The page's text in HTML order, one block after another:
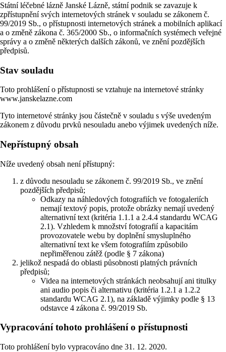
Státní léčebné lázně Janské Lázně, státní podnik se zavazuje k
zpřístupnění svých internetových stránek v souladu se zákonem č.
99/2019 Sb., o přístupnosti internetových stránek a mobilních aplikací
a o změně zákona č. 365/2000 Sb., o informačních systémech veřejné
správy a o změně některých dalších zákonů, ve znění pozdějších
předpisů.
Stav souladu
Toto prohlášení o přístupnosti se vztahuje na internetové stránky
www.janskelazne.com
Tyto internetové stránky jsou částečně v souladu s výše uvedeným
zákonem z důvodu prvků nesouladu anebo výjimek uvedených níže.
Nepřístupný obsah
Níže uvedený obsah není přístupný:
z důvodu nesouladu se zákonem č. 99/2019 Sb., ve znění
pozdějších předpisů;
Odkazy na náhledových fotografiích ve fotogaleriích
nemají textový popis, protože obrázky nemají uvedený
alternativní text (kritéria 1.1.1 a 2.4.4 standardu WCAG
2.1). Vzhledem k množství fotografií a kapacitám
provozovatele webu by doplnění smysluplného
alternativní text ke všem fotografiím způsobilo
nepřiměřenou zátěž (podle § 7 zákona)
jelikož nespadá do oblasti působnosti platných právních
předpisů;
Videa na internetových stránkách neobsahují ani titulky
ani audio popis či alternativu (kritéria 1.2.1 a 1.2.2
standardu WCAG 2.1), na základě výjimky podle § 13
odstavce 4 zákona č. 99/2019 Sb.
Vypracování tohoto prohlášení o přístupnosti
Toto prohlášení bylo vypracováno dne 31. 12. 2020.